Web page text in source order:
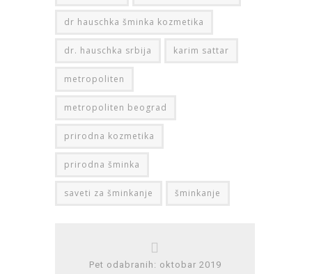
dr hauschka šminka kozmetika
dr. hauschka srbija karim sattar
metropoliten
metropoliten beograd
prirodna kozmetika
prirodna šminka
saveti za šminkanje šminkanje
Pet odabranih: oktobar 2019